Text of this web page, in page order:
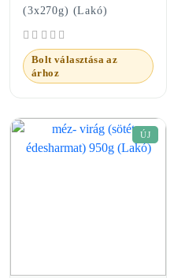
(3x270g) (Lakó)
Bolt választása az
árhoz
ÚJ